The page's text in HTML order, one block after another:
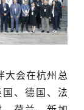
会在杭州总
、德国、法